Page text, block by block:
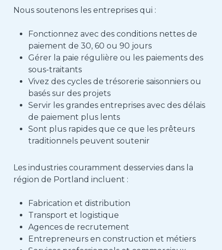
Nous soutenons les entreprises qui :
Fonctionnez avec des conditions nettes de
paiement de 30, 60 ou 90 jours
Gérer la paie régulière ou les paiements des
sous-traitants
Vivez des cycles de trésorerie saisonniers ou
basés sur des projets
Servir les grandes entreprises avec des délais
de paiement plus lents
Sont plus rapides que ce que les prêteurs
traditionnels peuvent soutenir
Les industries couramment desservies dans la
région de Portland incluent :
Fabrication et distribution
Transport et logistique
Agences de recrutement
Entrepreneurs en construction et métiers